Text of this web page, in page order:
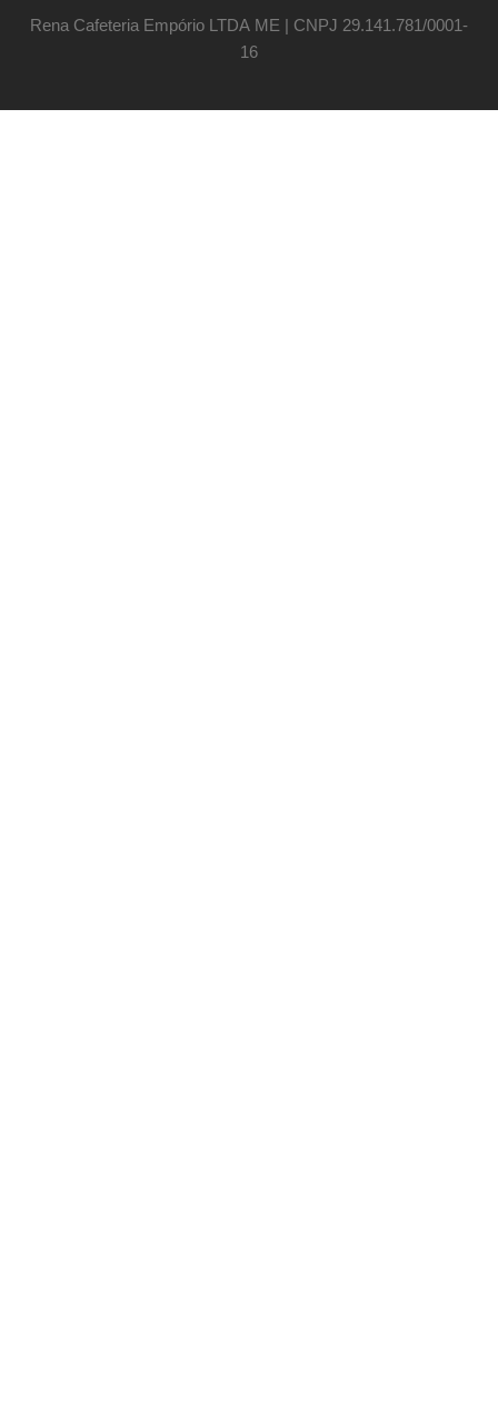
Rena Cafeteria Empório LTDA ME | CNPJ 29.141.781/0001-
16